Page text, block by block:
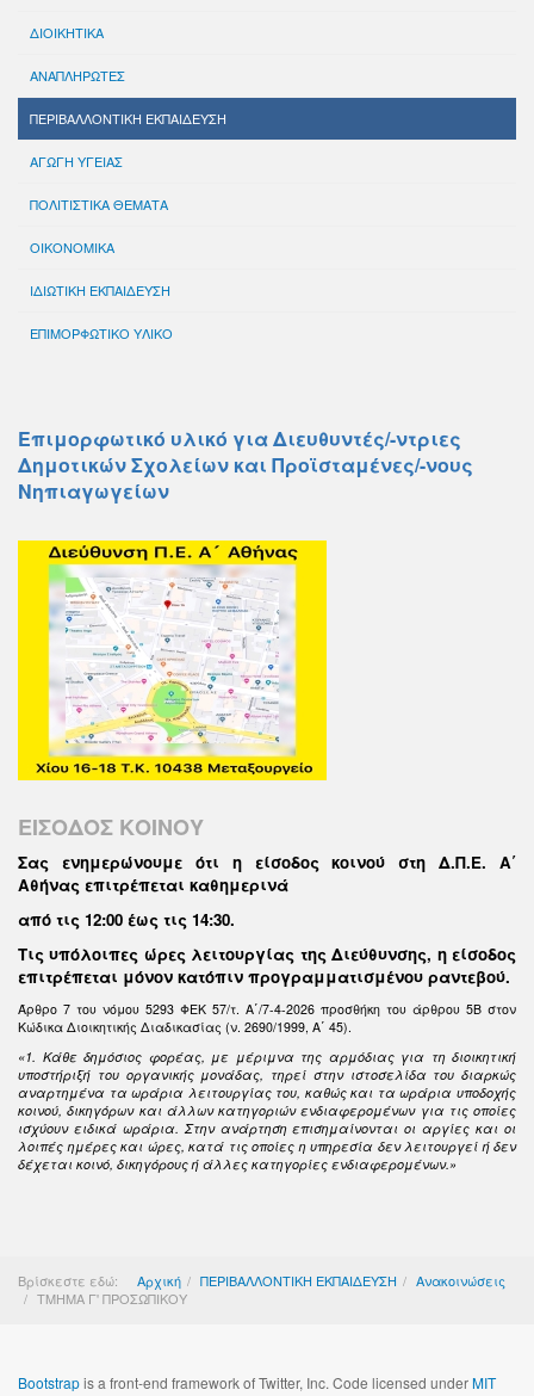
ΔΙΟΙΚΗΤΙΚΑ
ΑΝΑΠΛΗΡΩΤΕΣ
ΠΕΡΙΒΑΛΛΟΝΤΙΚΗ ΕΚΠΑΙΔΕΥΣΗ
ΑΓΩΓΗ ΥΓΕΙΑΣ
ΠΟΛΙΤΙΣΤΙΚΑ ΘΕΜΑΤΑ
ΟΙΚΟΝΟΜΙΚΑ
ΙΔΙΩΤΙΚΗ ΕΚΠΑΙΔΕΥΣΗ
ΕΠΙΜΟΡΦΩΤΙΚΟ ΥΛΙΚΟ
Επιμορφωτικό υλικό για Διευθυντές/-ντριες
Δημοτικών Σχολείων και Προϊσταμένες/-νους
Νηπιαγωγείων
ΕΙΣΟΔΟΣ ΚΟΙΝΟΥ
Σας ενημερώνουμε ότι η είσοδος κοινού στη Δ.Π.Ε. Α΄
Αθήνας επιτρέπεται καθημερινά
από τις 12:00 έως τις 14:30.
Τις υπόλοιπες ώρες λειτουργίας της Διεύθυνσης, η είσοδος
επιτρέπεται μόνον κατόπιν προγραμματισμένου ραντεβού.
Άρθρο 7 του νόμου 5293 ΦΕΚ 57/τ. Α΄/7-4-2026 προσθήκη του άρθρου 5Β στον
Κώδικα Διοικητικής Διαδικασίας (ν. 2690/1999, Α΄ 45).
«1. Κάθε δημόσιος φορέας, με μέριμνα της αρμόδιας για τη διοικητική
υποστήριξή του οργανικής μονάδας, τηρεί στην ιστοσελίδα του διαρκώς
αναρτημένα τα ωράρια λειτουργίας του, καθώς και τα ωράρια υποδοχής
κοινού, δικηγόρων και άλλων κατηγοριών ενδιαφερομένων για τις οποίες
ισχύουν ειδικά ωράρια. Στην ανάρτηση επισημαίνονται οι αργίες και οι
λοιπές ημέρες και ώρες, κατά τις οποίες η υπηρεσία δεν λειτουργεί ή δεν
δέχεται κοινό, δικηγόρους ή άλλες κατηγορίες ενδιαφερομένων.»
Βρίσκεστε εδώ: Αρχική ΠΕΡΙΒΑΛΛΟΝΤΙΚΗ ΕΚΠΑΙΔΕΥΣΗ
Ανακοινώσεις
ΤΜΗΜΑ Γ' ΠΡΟΣΩΠΙΚΟΥ
Bootstrapis a front-end framework of Twitter, Inc. Code licensed underMIT